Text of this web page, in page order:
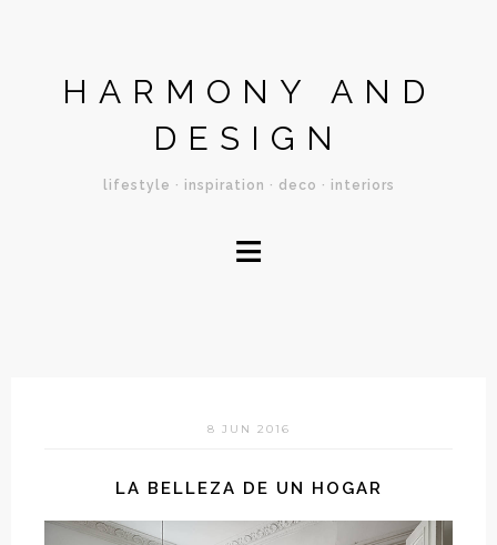
HARMONY AND
DESIGN
lifestyle · inspiration · deco · interiors
≡
8 JUN 2016
LA BELLEZA DE UN HOGAR